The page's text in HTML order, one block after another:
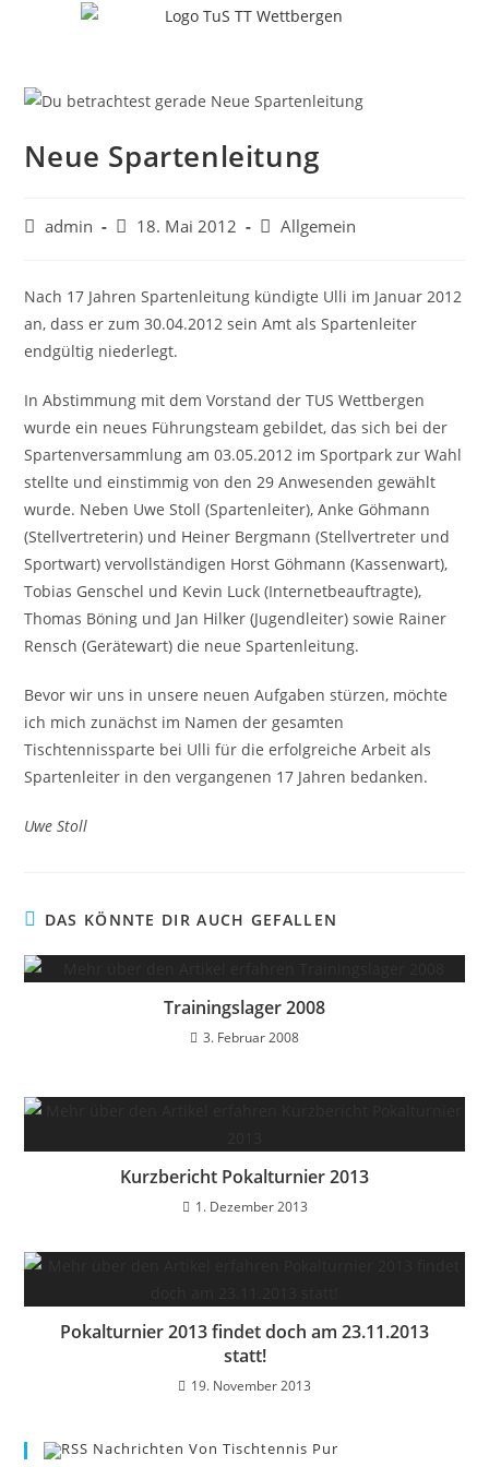
Neue Spartenleitung
admin 18. Mai 2012 Allgemein
Nach 17 Jahren Spartenleitung kündigte Ulli im Januar 2012
an, dass er zum 30.04.2012 sein Amt als Spartenleiter
endgültig niederlegt.
In Abstimmung mit dem Vorstand der TUS Wettbergen
wurde ein neues Führungsteam gebildet, das sich bei der
Spartenversammlung am 03.05.2012 im Sportpark zur Wahl
stellte und einstimmig von den 29 Anwesenden gewählt
wurde. Neben Uwe Stoll (Spartenleiter), Anke Göhmann
(Stellvertreterin) und Heiner Bergmann (Stellvertreter und
Sportwart) vervollständigen Horst Göhmann (Kassenwart),
Tobias Genschel und Kevin Luck (Internetbeauftragte),
Thomas Böning und Jan Hilker (Jugendleiter) sowie Rainer
Rensch (Gerätewart) die neue Spartenleitung.
Bevor wir uns in unsere neuen Aufgaben stürzen, möchte
ich mich zunächst im Namen der gesamten
Tischtennissparte bei Ulli für die erfolgreiche Arbeit als
Spartenleiter in den vergangenen 17 Jahren bedanken.
Uwe Stoll
DAS KÖNNTE DIR AUCH GEFALLEN
Trainingslager 2008
3. Februar 2008
Kurzbericht Pokalturnier 2013
1. Dezember 2013
Pokalturnier 2013 findet doch am 23.11.2013
statt!
19. November 2013
Nachrichten Von Tischtennis Pur